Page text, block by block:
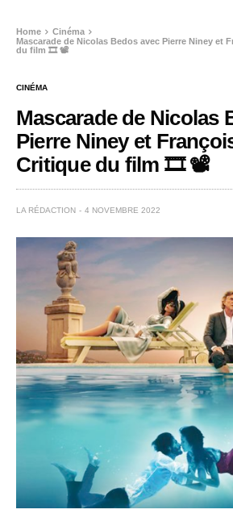
Home
Cinéma
Mascarade de Nicolas Bedos avec Pierre Niney et
du film 🎞️ 📽️
CINÉMA
Mascarade de Nicolas
Pierre Niney et
Critique du film 🎞️ 📽️
LA RÉDACTION 4 NOVEMBRE 2022